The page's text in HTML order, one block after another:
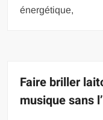
énergétique,
Faire briller
musique sans